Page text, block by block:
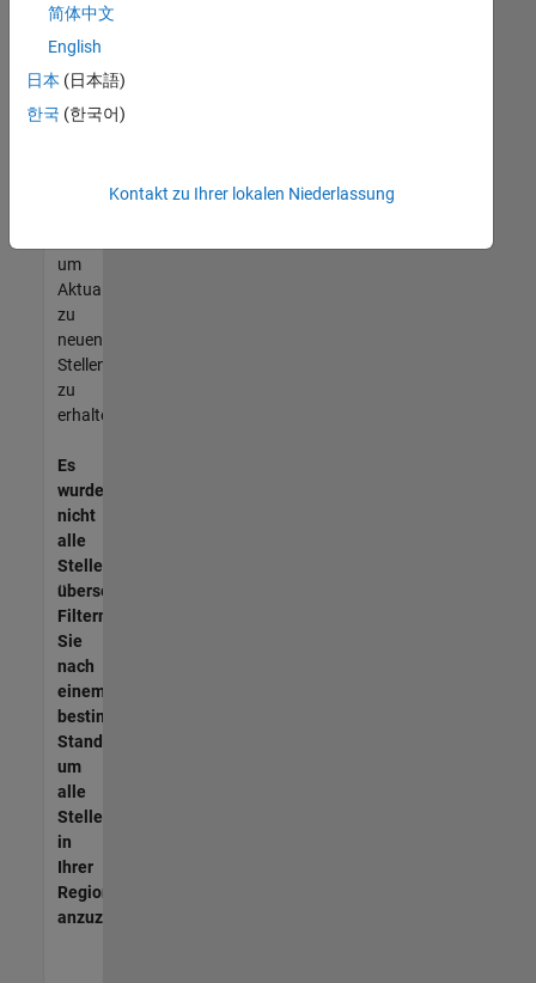
die
Ihren
entsprechen,
werden
unseres
um
Aktualisierungen
zu
neuen
Stellenangeboten
zu
erhalten.
Es
wurden
nicht
alle
Stellen
übersetzt.
Filtern
Sie
nach
einem
bestimmten
Standort,
um
alle
Stellenangebote
in
Ihrer
Region
anzuzeigen.
简体中文
English
日本 (日本語)
한국 (한국어)
Kontakt zu Ihrer lokalen Niederlassung